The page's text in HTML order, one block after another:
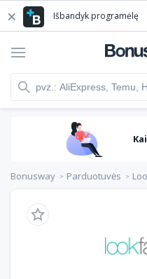
Išbandyk programėlę
Bonusway Parduotuvės